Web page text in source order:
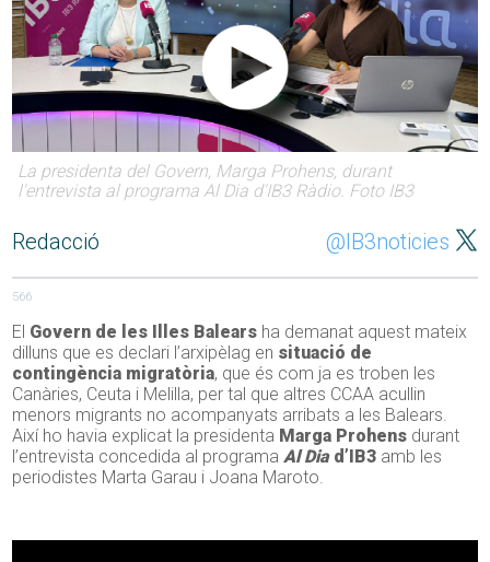
La presidenta del Govern, Marga Prohens, durant
l'entrevista al programa Al Dia d'IB3 Ràdio. Foto IB3
Redacció @IB3noticies
566
El Govern de les Illes Balears ha demanat aquest mateix
dilluns que es declari l’arxipèlag en situació de
contingència migratòria, que és com ja es troben les
Canàries, Ceuta i Melilla, per tal que altres CCAA acullin
menors migrants no acompanyats arribats a les Balears.
Així ho havia explicat la presidenta Marga Prohens durant
l’entrevista concedida al programaAl Diad’IB3 amb les
periodistes Marta Garau i Joana Maroto.